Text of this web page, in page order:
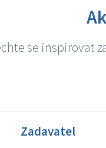
se inspirovat
Zadavatel